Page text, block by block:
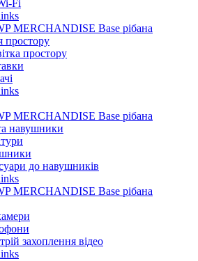
Fi
простору
простору
навушники
до навушників
захоплення відео